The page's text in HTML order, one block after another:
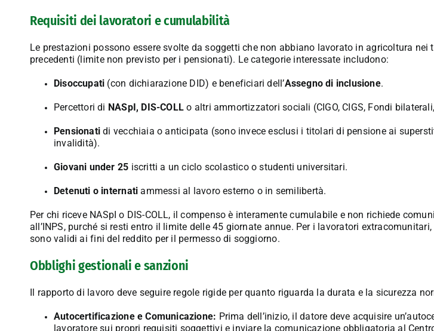
Requisiti dei lavoratori e cumulabilità
Le prestazioni possono essere svolte da soggetti che non abbiano lavorato in agricoltura nei
precedenti (limite non previsto per i pensionati). Le categorie interessate includono:
Disoccupati (con dichiarazione DID) e beneficiari dell’Assegno di inclusione.
Percettori di NASpI, DIS-COLL o altri ammortizzatori sociali (CIGO, CIGS, Fondi bilaterali,
Pensionati di vecchiaia o anticipata (sono invece esclusi i titolari di pensione ai
invalidità).
Giovani under 25 iscritti a un ciclo scolastico o studenti universitari.
Detenuti o internati ammessi al lavoro esterno o in semilibertà.
Per chi riceve NASpI o DIS-COLL, il compenso è interamente cumulabile e non richiede
all’INPS, purché si resti entro il limite delle 45 giornate annue. Per i lavoratori
sono validi ai fini del reddito per il permesso di soggiorno.
Obblighi gestionali e sanzioni
Il rapporto di lavoro deve seguire regole rigide per quanto riguarda la durata e la sicurezza
Autocertificazione e Comunicazione: Prima dell’inizio, il datore deve acquisire
lavoratore sui propri requisiti soggettivi e inviare la comunicazione obbligatoria al